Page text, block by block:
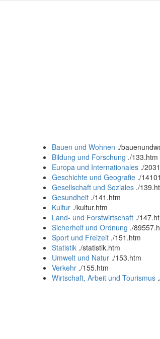
Bauen und Wohnen ./
Bildung und Forschung ./133.htm
Europa und Internationales ./
Geschichte und Geografie ./
Gesellschaft und Soziales ./
Gesundheit ./141.htm
Kultur ./kultur.htm
Land- und Forstwirtschaft ./
Sicherheit und Ordnung ./
Sport und Freizeit ./151.htm
Statistik ./statistik.htm
Umwelt und Natur ./153.htm
Verkehr ./155.htm
Wirtschaft, Arbeit und Tourismus .